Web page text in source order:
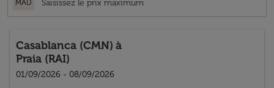
MAD
Casablanca (CMN) à
Praia (RAI)
01/09/2026 - 08/09/2026